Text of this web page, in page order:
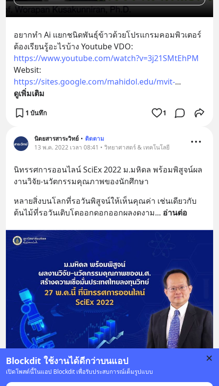
Blockdit ใช้งานได้ดีกว่าบนแอป
เปิดโพสต์นี้ในแอป Blockdit เพื่อรับประสบการณ์เต็มรูปแบบ
อยากทำ Ai แยกชนิดพันธุ์ข้าวด้วยโปรแกรมคอมพิวเตอร์
https://www.youtube.com/watch?v=3j21SMtEhPM
https://sites.google.com/mahidol.edu/mvit-...
ดูเพิ่มเติม
1 บันทึก 1
นิตยสารสาระวิทย์ • ติดตาม
13 พ.ค. 2022 เวลา 08:41 • วิทยาศาสตร์ & เทคโนโลยี
นิทรรศการออนไลน์ SciEx 2022 ม.มหิดล พร้อมพิสูจน์ผล
งานวิจัย-นวัตกรรมคุณภาพของนักศึกษา
หลายสิ่งบนโลกที่รอวันพิสูจน์ให้เห็นคุณค่า เช่นเดียวกับ
ต้นไม้ที่รอวันเติบโตออกดอกออกผลงดงาม... อ่านต่อ
บันทึก 2 1 2